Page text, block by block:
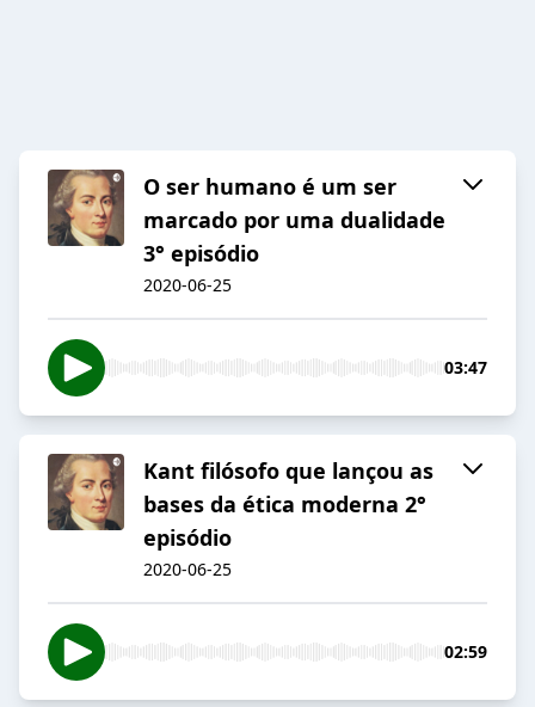
O ser humano é um ser
marcado por uma dualidade
3° episódio
2020-06-25
03:47
Kant filósofo que lançou as
bases da ética moderna 2°
episódio
2020-06-25
02:59